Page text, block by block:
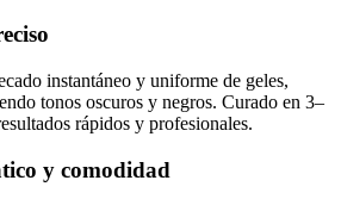
instantáneo y uniforme de geles,
tonos oscuros y negros. Curado en 3–
rápidos y profesionales.
y comodidad